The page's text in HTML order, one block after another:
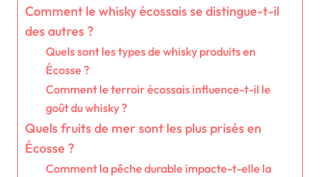
Comment le whisky écossais se distingue-t-il
des autres ?
Quels sont les types de whisky produits en
Écosse ?
Comment le terroir écossais influence-t-il le
goût du whisky ?
Quels fruits de mer sont les plus prisés en
Écosse ?
Comment la pêche durable impacte-t-elle la